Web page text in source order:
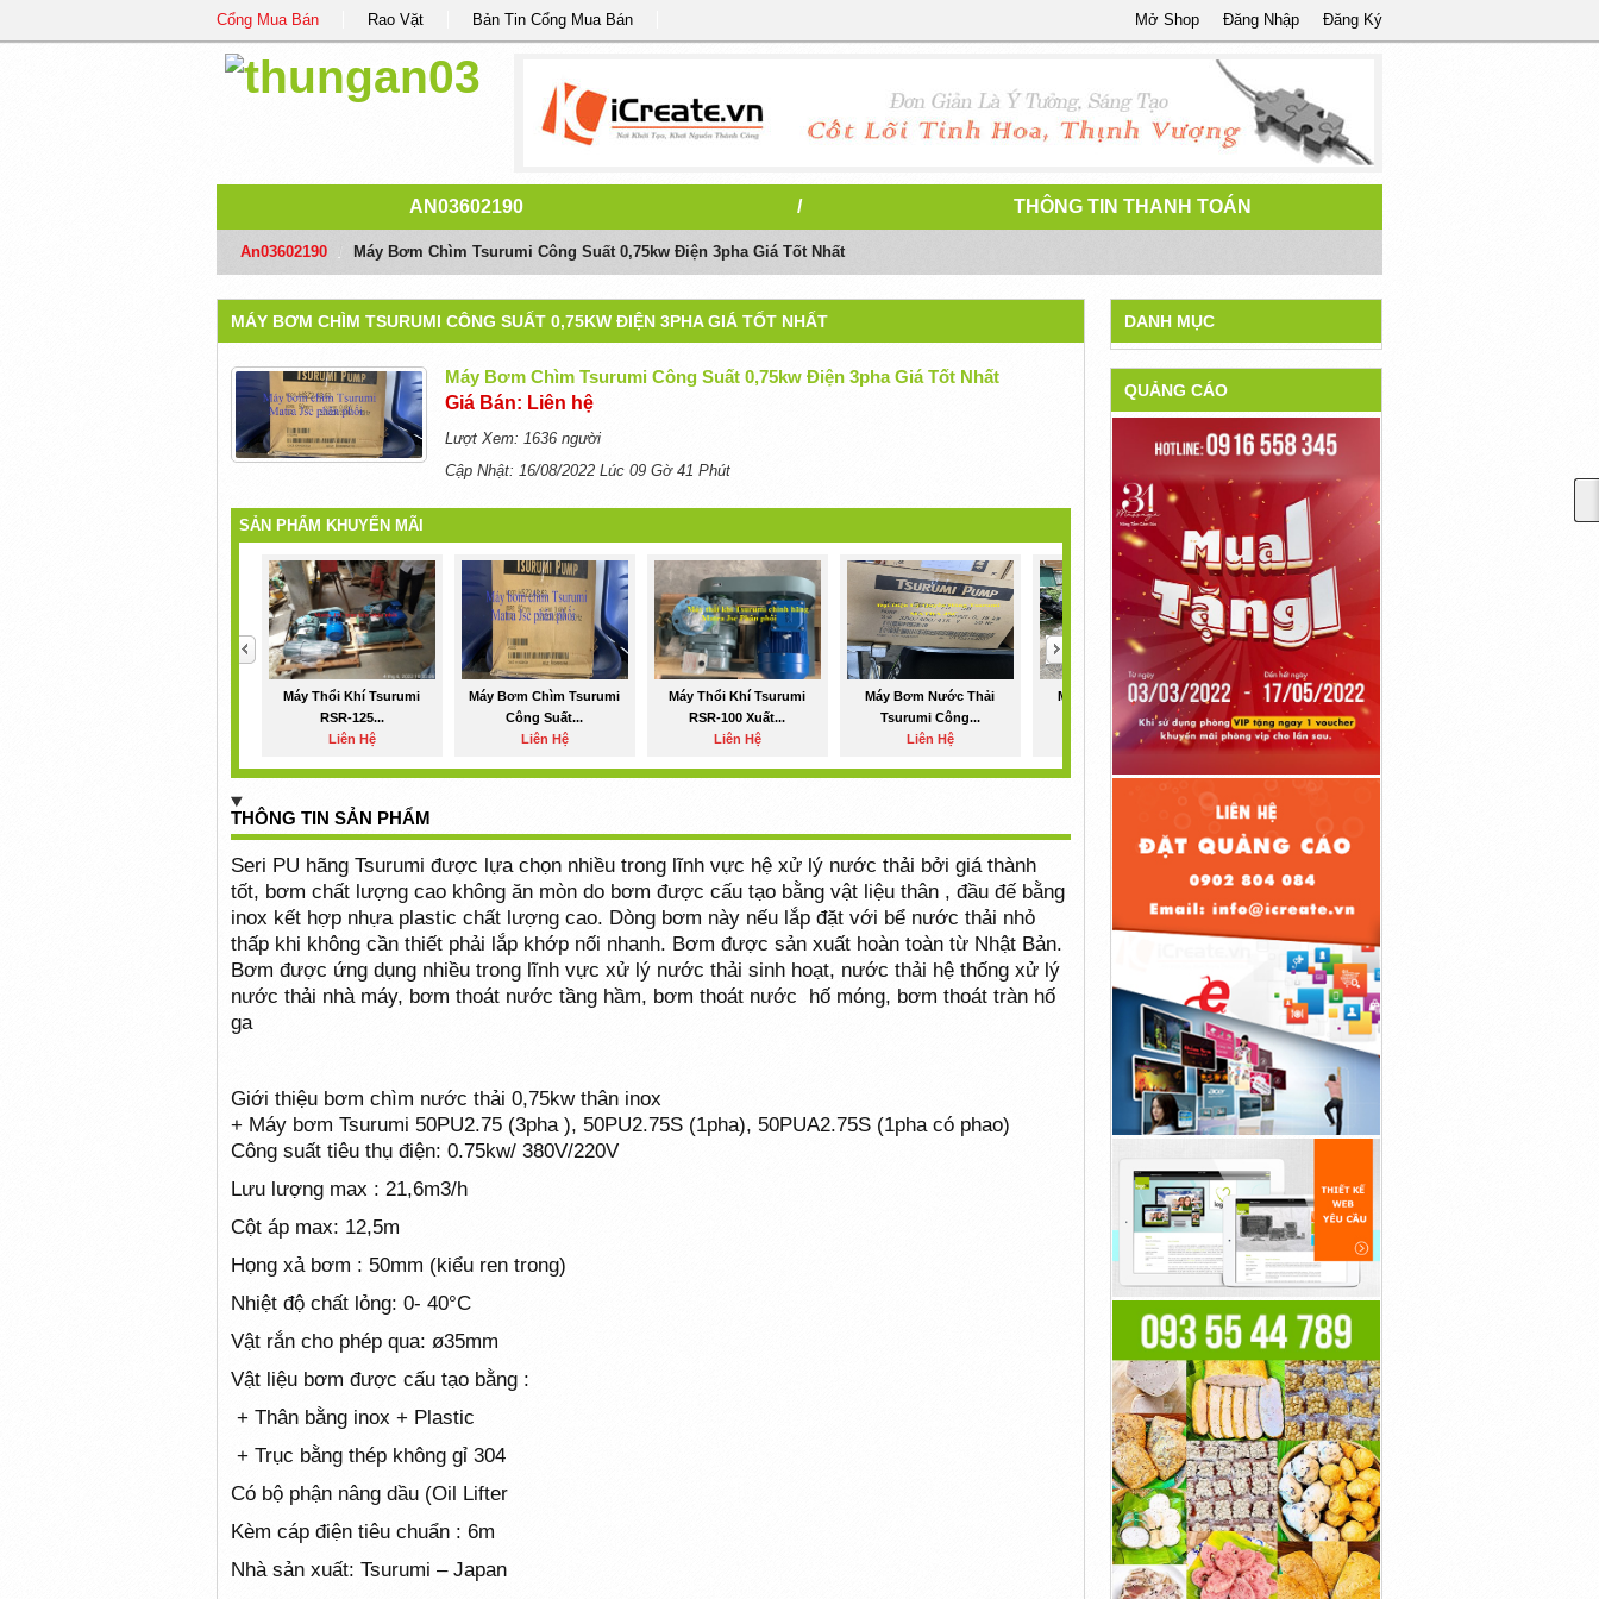
Cổng Mua Bán Rao Vặt Bản Tin Cổng Mua Bán Đăng Ký
Đăng Nhập
Mở Shop
AN03602190 / THÔNG TIN THANH TOÁN
An03602190 Máy Bơm Chìm Tsurumi Công Suất 0,75kw Điện 3pha Giá Tốt Nhất
MÁY BƠM CHÌM TSURUMI CÔNG SUẤT 0,75KW ĐIỆN 3PHA GIÁ TỐT NHẤT
Máy Bơm Chìm Tsurumi Công Suất 0,75kw Điện 3pha Giá Tốt Nhất
Giá Bán: Liên hệ
Lượt Xem: 1636 người
Cập Nhật: 16/08/2022 Lúc 09 Gờ 41 Phút
SẢN PHẨM KHUYẾN MÃI
Máy Thổi Khí Tsurumi
RSR-125...
Liên Hệ
Máy Bơm Chìm Tsurumi
Công Suất...
Liên Hệ
Máy Thổi Khí Tsurumi
RSR-100 Xuất...
Liên Hệ
Máy Bơm Nước Thải
Tsurumi Công...
Liên Hệ
Máy Bơm Nước Thải
2,2kw Xuất...
Liên Hệ
Máy Bơm Tõm 1,5kw Gía
Tốt Nhất...
Liên Hệ
>
THÔNG TIN SẢN PHẨM
Seri PU hãng Tsurumi được lựa chọn nhiều trong lĩnh vực hệ xử lý nước thải bởi giá thành
tốt, bơm chất lượng cao không ăn mòn do bơm được cấu tạo bằng vật liệu thân , đầu đế bằng
inox kết hợp nhựa plastic chất lượng cao. Dòng bơm này nếu lắp đặt với bể nước thải nhỏ
thấp khi không cần thiết phải lắp khớp nối nhanh. Bơm được sản xuất hoàn toàn từ Nhật Bản.
Bơm được ứng dụng nhiều trong lĩnh vực xử lý nước thải sinh hoạt, nước thải hệ thống xử lý
nước thải nhà máy, bơm thoát nước tầng hầm, bơm thoát nước hố móng, bơm thoát tràn hố
ga
Giới thiệu bơm chìm nước thải 0,75kw thân inox
+ Máy bơm Tsurumi 50PU2.75 (3pha ), 50PU2.75S (1pha), 50PUA2.75S (1pha có phao)
Công suất tiêu thụ điện: 0.75kw/ 380V/220V
Lưu lượng max : 21,6m3/h
Cột áp max: 12,5m
Họng xả bơm : 50mm (kiểu ren trong)
Nhiệt độ chất lỏng: 0- 40°C
Vật rắn cho phép qua: ø35mm
Vật liệu bơm được cấu tạo bằng :
+ Thân bằng inox + Plastic
+ Trục bằng thép không gỉ 304
Có bộ phận nâng dầu (Oil Lifter
Kèm cáp điện tiêu chuẩn : 6m
Nhà sản xuất: Tsurumi – Japan
DANH MỤC
QUẢNG CÁO